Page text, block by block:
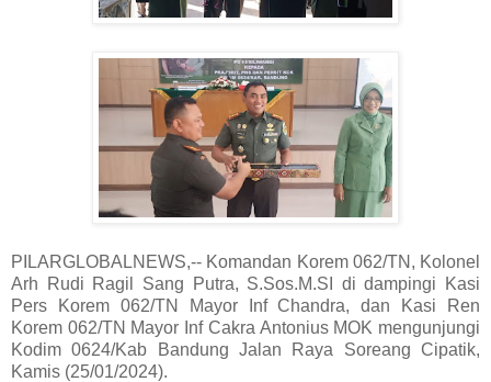
PILARGLOBALNEWS,-- Komandan Korem 062/TN, Kolonel
Arh Rudi Ragil Sang Putra, S.Sos.M.SI di dampingi Kasi
Pers Korem 062/TN Mayor Inf Chandra, dan Kasi Ren
Korem 062/TN Mayor Inf Cakra Antonius MOK mengunjungi
Kodim 0624/Kab Bandung Jalan Raya Soreang Cipatik,
Kamis (25/01/2024).